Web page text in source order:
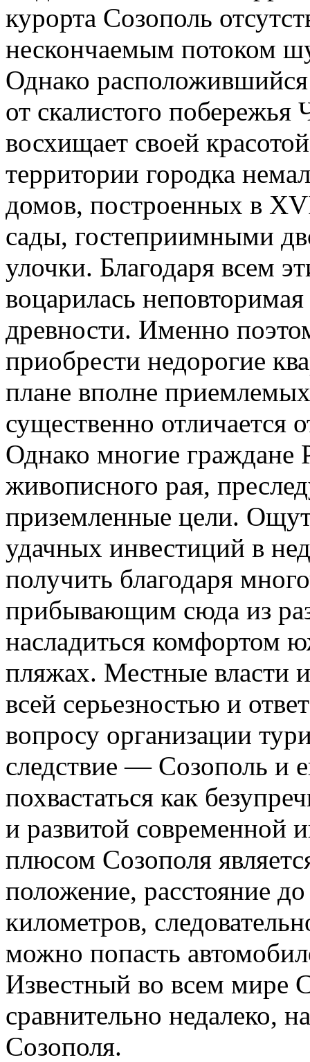
курорта Созополь
нескончаемым потоком
Однако расположившийся
от скалистого
восхищает своей
территории городка
домов, построенных в
сады, гостеприимными
улочки. Благодаря всем
воцарилась
древности. Именно
приобрести недорогие
плане вполне
существенно отличается
Однако многие граждане
живописного рая,
приземленные цели.
удачных инвестиций в
получить благодаря
прибывающим сюда из
насладиться комфортом
пляжах. Местные власти
всей серьезностью и
вопросу организации
следствие — Созополь и
похвастаться как
и развитой современной
плюсом Созополя
положение, расстояние
километров,
можно попасть
Известный во всем мире
сравнительно недалеко,
Созополя.